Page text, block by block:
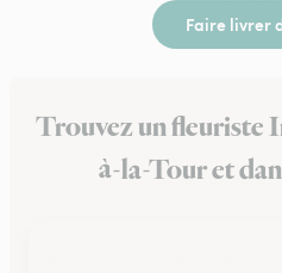
Faire livrer
Trouvez un fleuriste
à-la-Tour et